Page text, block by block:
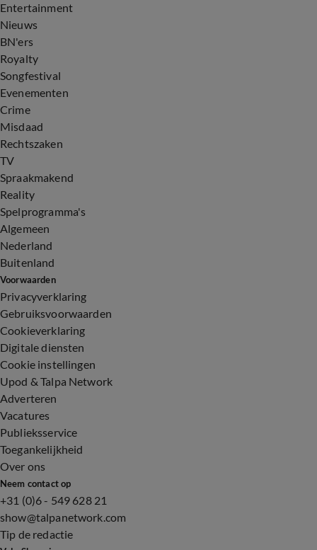
Entertainment
Nieuws
BN'ers
Royalty
Songfestival
Evenementen
Crime
Misdaad
Rechtszaken
TV
Spraakmakend
Reality
Spelprogramma's
Algemeen
Nederland
Buitenland
Voorwaarden
Privacyverklaring
Gebruiksvoorwaarden
Cookieverklaring
Digitale diensten
Cookie instellingen
Upod & Talpa Network
Adverteren
Vacatures
Publieksservice
Toegankelijkheid
Over ons
Neem contact op
+31 (0)6 - 549 628 21
show@talpanetwork.com
Tip de redactie